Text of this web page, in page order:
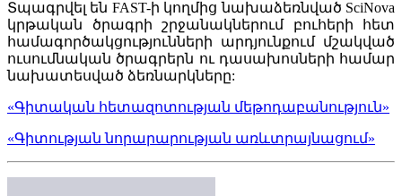
Տպագրվել են FAST-ի կողմից նախաձեռնված SciNova
կրթական ծրագրի շրջանակներում բուհերի հետ
համագործակցությունների արդյունքում մշակված
ուսումնական ծրագրերն ու դասախոսների համար
նախատեսված ձեռնարկները:
«Գիտական հետազոտության մեթոդաբանություն»
«Գիտության նորարարության առևտրայնացում»